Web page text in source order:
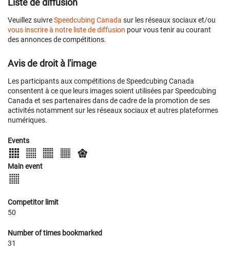
Liste de diffusion
Veuillez suivreSpeedcubing Canada sur les réseaux sociaux et/ou
vous inscrire à notre liste de diffusion pour vous tenir au courant
des annonces de compétitions.
Avis de droit à l'image
Les participants aux compétitions de Speedcubing Canada
consentent à ce que leurs images soient utilisées par Speedcubing
Canada et ses partenaires dans de cadre de la promotion de ses
activités notamment sur les réseaux sociaux et autres plateformes
numériques.
Events
Main event
Competitor limit
50
Number of times bookmarked
31